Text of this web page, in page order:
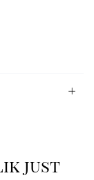
just